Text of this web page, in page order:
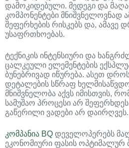
დამოკიდებული. მედეგი და
კომპონენტები მნიშვნელოვნად
შეფერხების რისკებს და, ამავე
უსაფრთხოებას.
ტექნიკის ინტენსიური და
ცალკეული ელემენტების
ბუნებრივად იწურება. ასეთ
დეტალების სწრაფ
მნიშვნელობა აქვს იმისთვის,
სამუშაო პროცესი არ
გაწერილი ვადები არ დაირღვეს.
კომპანია BQ დეველოპერებს
ეკონომიური ფასის ოპტიმალურ